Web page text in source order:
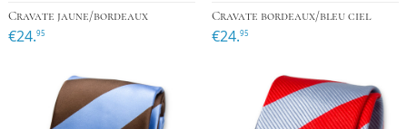
Cravate jaune/bordeaux
€24.95
Cravate bordeaux/bleu ciel
€24.95